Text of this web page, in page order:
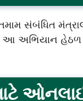
સંબંધિત
આ અભિયાન